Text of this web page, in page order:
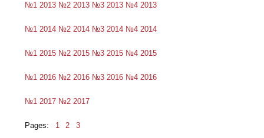
№1 2013 №2 2013 №3 2013 №4 2013
№1 2014 №2 2014 №3 2014 №4 2014
№1 2015 №2 2015 №3 2015 №4 2015
№1 2016 №2 2016 №3 2016 №4 2016
№1 2017 №2 2017
Pages: 1 2 3